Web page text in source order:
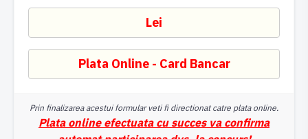
Prin finalizarea acestui formular veti fi directionat catre plata online.
Plata online efectuata cu succes va confirma